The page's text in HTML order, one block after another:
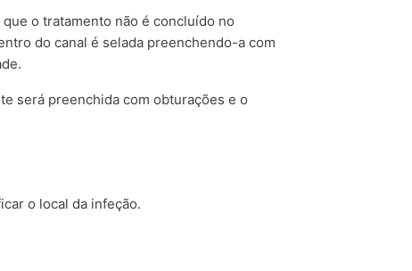
o tratamento não é concluído no
do canal é selada preenchendo-a com
será preenchida com obturações e o
o local da infeção.